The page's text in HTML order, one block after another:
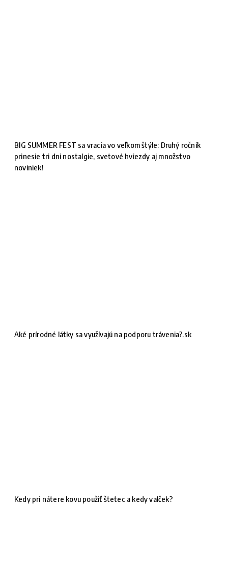
BIG SUMMER FEST sa vracia vo veľkom štýle: Druhý ročník
prinesie tri dni nostalgie, svetové hviezdy aj množstvo
noviniek!
Aké prírodné látky sa využívajú na podporu trávenia?.sk
Kedy pri nátere kovu použiť štetec a kedy valček?